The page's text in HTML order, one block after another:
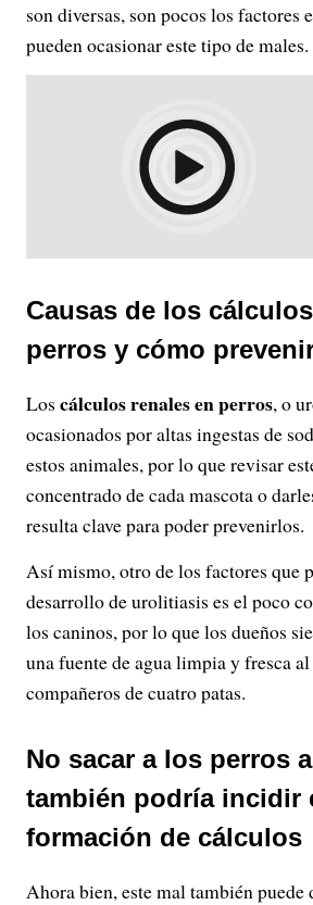
son diversas, son pocos los factores
pueden ocasionar este tipo de males.
Causas de los
perros y cómo
Los cálculos renales en perros, o
ocasionados por altas ingestas de
estos animales, por lo que revisar
concentrado de cada mascota o
resulta clave para poder prevenirlos.
Así mismo, otro de los factores que
desarrollo de urolitiasis es el poco
los caninos, por lo que los dueños
una fuente de agua limpia y fresca al
compañeros de cuatro patas.
No sacar a los perros
también podría incidir
formación de cálculos
Ahora bien, este mal también puede